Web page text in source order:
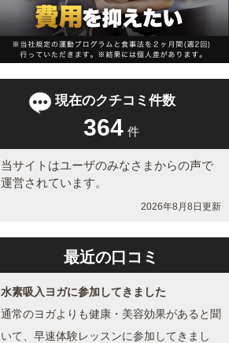
現在のクチコミ件数
364 件
当サイトはユーザのみなさまからの声で
運営されています。
2026年8月8日更新
最近の口コミ
水素吸入ヨガに参加してきました
通常のヨガよりも健康・美容効果があると聞
いて、早速体験レッスンに参加してきまし